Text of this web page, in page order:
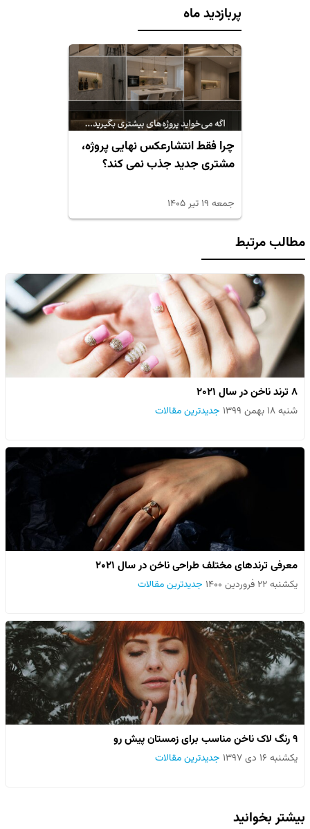
پربازدید ماه
چرا فقط انتشارعکس نهایی پروژه،
مشتری جدید جذب نمی کند؟
جمعه ۱۹ تیر ۱۴۰۵
مطالب مرتبط
۸ ترند ناخن در سال ۲۰۲۱
شنبه ۱۸ بهمن ۱۳۹۹ جدیدترین مقالات
معرفی ترندهای مختلف طراحی ناخن در سال ۲۰۲۱
یکشنبه ۲۲ فروردین ۱۴۰۰ جدیدترین مقالات
۹ رنگ لاک ناخن مناسب برای زمستان پیش رو
یکشنبه ۱۶ دی ۱۳۹۷ جدیدترین مقالات
بیشتر بخوانید